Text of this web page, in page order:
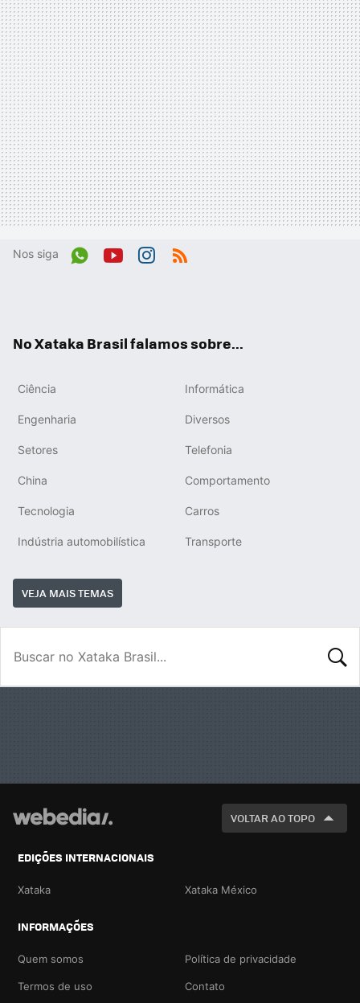
Nos siga
No Xataka Brasil falamos sobre...
Ciência Informática
Engenharia Diversos
Setores Telefonia
China Comportamento
Tecnologia Carros
Indústria automobilística Transporte
VEJA MAIS TEMAS
VOLTAR AO TOPO
EDIÇÕES INTERNACIONAIS
Xataka Xataka México
INFORMAÇÕES
Quem somos Política de privacidade
Termos de uso Contato